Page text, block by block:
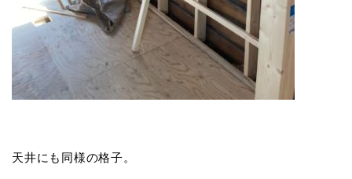
天井にも同様の格子。